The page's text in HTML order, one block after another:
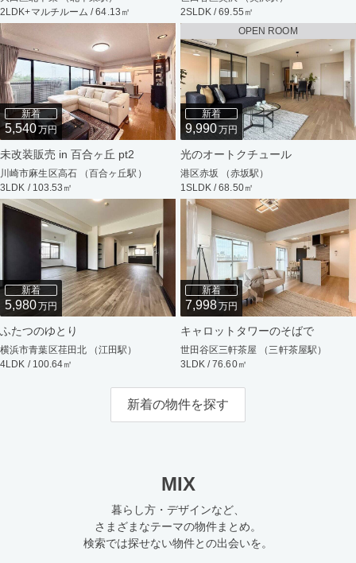
2LDK+マルチルーム / 64.13㎡
2SLDK / 69.55㎡
新着
5,540万円
未改装販売 in 百合ヶ丘 pt2
川崎市麻生区高石 （百合ヶ丘駅）
3LDK / 103.53㎡
OPEN ROOM
新着
9,990万円
光のオートクチュール
港区赤坂 （赤坂駅）
1SLDK / 68.50㎡
新着
5,980万円
ふたつのゆとり
横浜市青葉区荏田北 （江田駅）
4LDK / 100.64㎡
新着
7,998万円
キャロットタワーのそばで
世田谷区三軒茶屋 （三軒茶屋駅）
3LDK / 76.60㎡
新着の物件を探す
MIX
暮らし方・デザインなど、
さまざまなテーマの物件まとめ。
検索では探せない物件との出会いを。